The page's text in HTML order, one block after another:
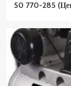
50 770-285